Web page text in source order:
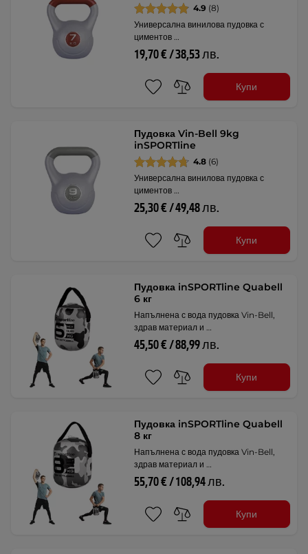
4.9 (8)
Универсална винилова пудовка с
циментов …
19,70 € / 38,53 лв.
Купи
Пудовка Vin-Bell 9kg
inSPORTline
4.8 (6)
Универсална винилова пудовка с
циментов …
25,30 € / 49,48 лв.
Купи
Пудовка inSPORTline Quabell
6 кг
Напълнена с вода пудовка Vin-Bell,
здрав материал и …
45,50 € / 88,99 лв.
Купи
Пудовка inSPORTline Quabell
8 кг
Напълнена с вода пудовка Vin-Bell,
здрав материал и …
55,70 € / 108,94 лв.
Купи